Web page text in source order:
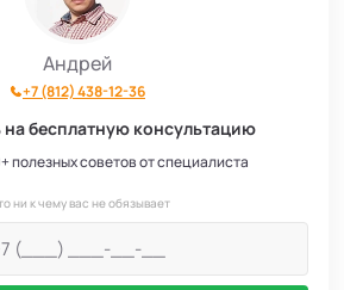
4
Андрей
+7 (812) 438-12-36
бесплатную консультацию
полезных советов от специалиста
ни к чему вас не обязывает